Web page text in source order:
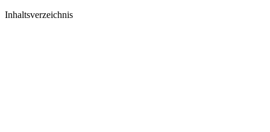
Inhaltsverzeichnis